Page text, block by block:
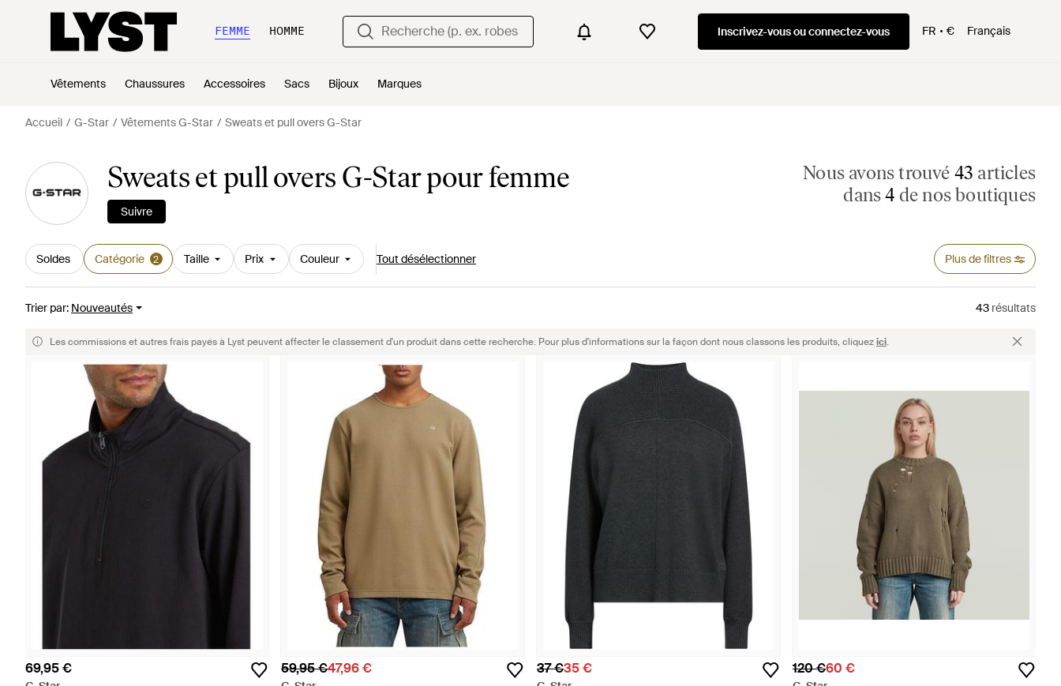
FEMME HOMME Inscrivez-vous ou connectez-vous FR € Français
Vêtements Chaussures Accessoires Sacs Bijoux Marques
Accueil G-Star Vêtements G-Star Sweats et pull overs G-Star
Sweats et pull overs G-Star pour femme
Suivre
Nous avons trouvé 43 articles
dans4 de nos boutiques
Soldes Catégorie 2 Taille Prix Couleur Tout désélectionner Plus de filtres
Trier par: Nouveautés 43 résultats
Les commissions et autres frais payés à Lyst peuvent affecter le classement d'un produit dans cette recherche. Pour plus d'informations sur la façon dont nous classons les produits, cliquezici.
69,95 € 59,95 €47,96 € 37 €35 € 120 €60 €